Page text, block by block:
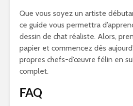
Que vous soyez un artiste
ce guide vous permettra
dessin de chat réaliste. Alors,
papier et commencez dès
propres chefs-d’œuvre félin en
complet.
FAQ